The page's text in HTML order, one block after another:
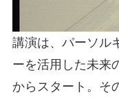
講演は、パーソル
ーを活用した未来
からスタート。そ